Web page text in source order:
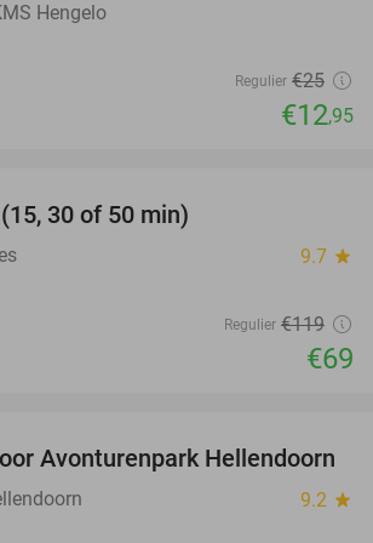
Hengelo
Regulier €25
€12,95
30 of 50 min)
9.7 star
Regulier €119
€69
41%
Avonturenpark Hellendoorn
9.2 star